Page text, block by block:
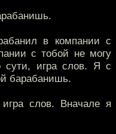
в компании с
с тобой не могу
сути, игра слов. Я с
барабанишь.
слов. Вначале я